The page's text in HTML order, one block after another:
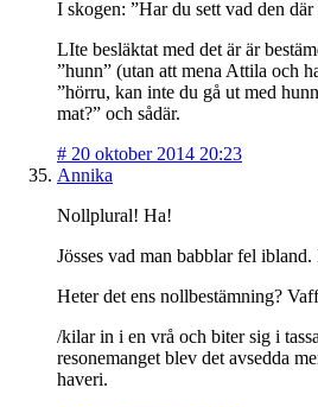
I skogen: ”Har du sett vad den där
LIte besläktat med det är är
”hunn” (utan att mena Attila och
”hörru, kan inte du gå ut med
mat?” och sådär.
# 20 oktober 2014 20:23
Annika
Nollplural! Ha!
Jösses vad man babblar fel
Heter det ens nollbestämning?
/kilar in i en vrå och biter sig i
resonemanget blev det avsedda
haveri.